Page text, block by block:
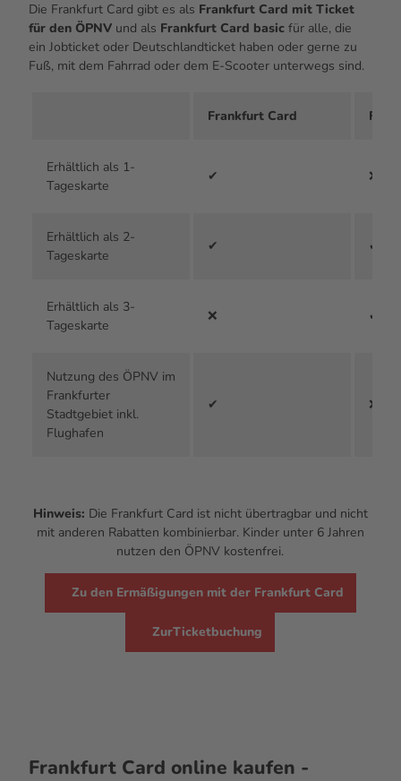
Die Frankfurt Card gibt es als Frankfurt Card mit Ticket
für den ÖPNV und als Frankfurt Card basic für alle, die
ein Jobticket oder Deutschlandticket haben oder gerne zu
Fuß, mit dem Fahrrad oder dem E-Scooter unterwegs sind.
Frankfurt Card
Erhältlich als 1-
Tageskarte
✔ ❌
Erhältlich als 2-
Tageskarte
✔ ✔
Erhältlich als 3-
Tageskarte
❌ ✔
Nutzung des ÖPNV im
Frankfurter
Stadtgebiet inkl.
Flughafen
✔ ❌
Hinweis: Die Frankfurt Card ist nicht übertragbar und nicht
mit anderen Rabatten kombinierbar. Kinder unter 6 Jahren
nutzen den ÖPNV kostenfrei.
Zu den Ermäßigungen mit der Frankfurt Card
ZurTicketbuchung
Frankfurt Card online kaufen -